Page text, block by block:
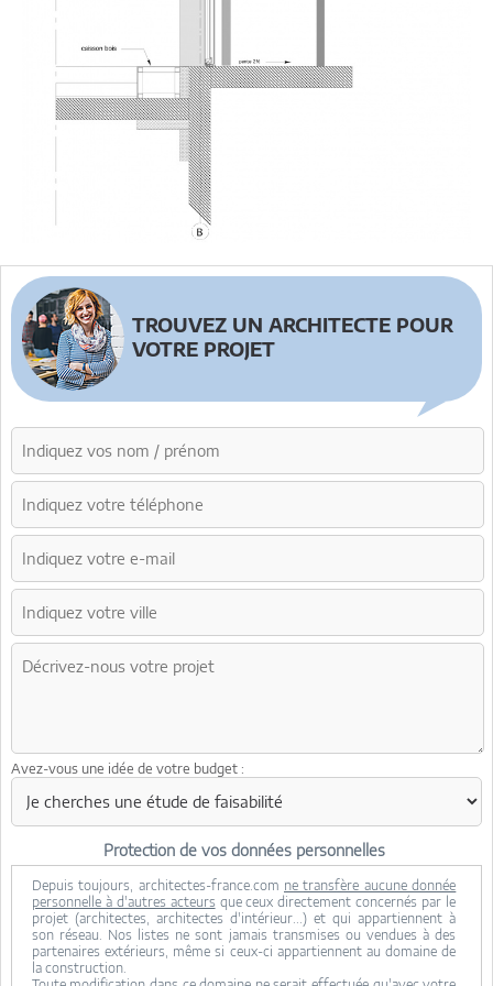
TROUVEZ UN ARCHITECTE POUR
VOTRE PROJET
Avez-vous une idée de votre budget :
Protection de vos données personnelles
Depuis toujours, architectes-france.com ne transfère aucune donnée
personnelle à d'autres acteurs que ceux directement concernés par le
projet (architectes, architectes d'intérieur...) et qui appartiennent à
son réseau. Nos listes ne sont jamais transmises ou vendues à des
partenaires extérieurs, même si ceux-ci appartiennent au domaine de
la construction.